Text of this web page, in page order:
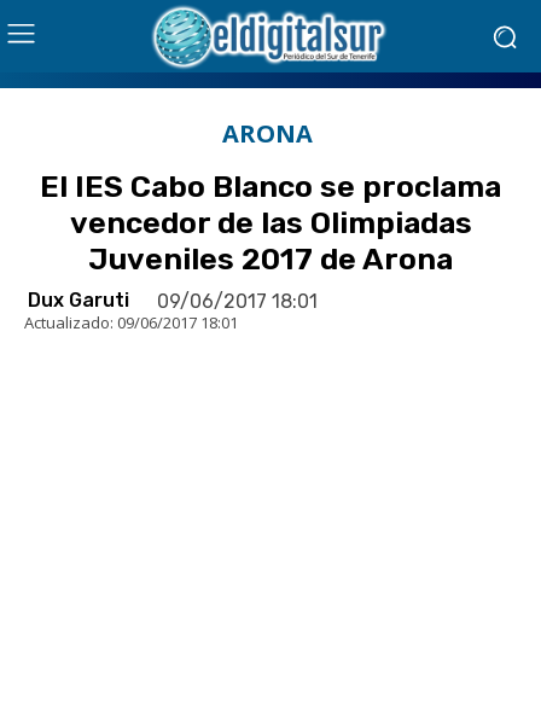
ARONA
El IES Cabo Blanco se proclama
vencedor de las Olimpiadas
Juveniles 2017 de Arona
Dux Garuti 09/06/2017 18:01
Actualizado: 09/06/2017 18:01